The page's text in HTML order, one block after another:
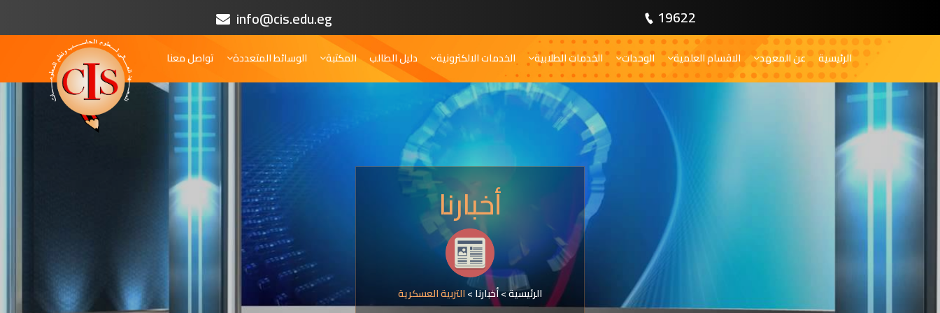
19622
info@cis.edu.eg
الرئيسية عن المعهد الاقسام العلمية الوحدات الخدمات الطلابية الخدمات الالكترونية دليل الطالب المكتبة الوسائط المتعددة تواصل معنا
أخبارنا
الرئيسية>أخبارنا>التربية العسكرية